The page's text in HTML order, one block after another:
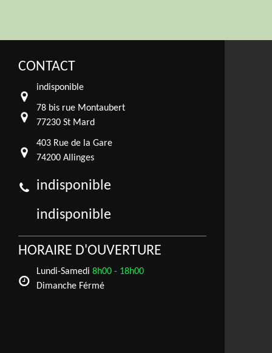
CONTACT
indisponible
78 bis rue Montaubert
77230 St Mard
403 Rue de la Gare
74200 Allinges
indisponible
indisponible
HORAIRE D'OUVERTURE
Lundi-Samedi 8h00 - 18h00
Dimanche Férmé